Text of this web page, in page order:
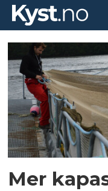
Tag:
auksjon
Mer